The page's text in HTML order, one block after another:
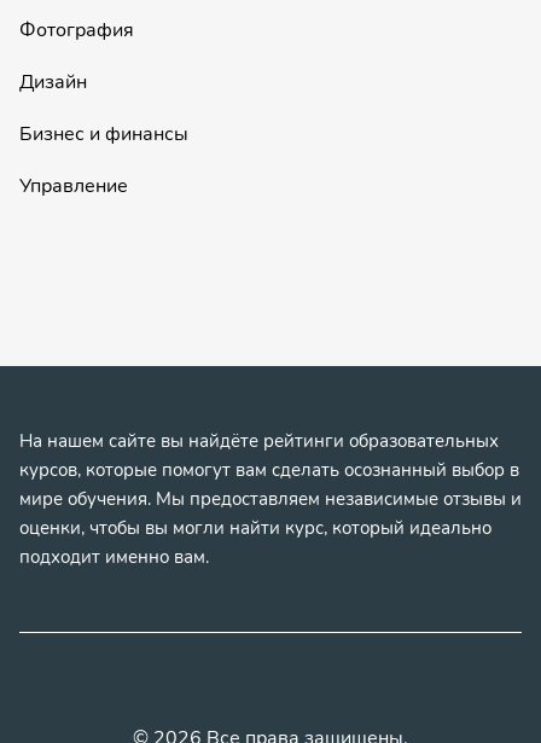
Фотография
Дизайн
Бизнес и финансы
Управление
На нашем сайте вы найдёте рейтинги образовательных
курсов, которые помогут вам сделать осознанный выбор в
мире обучения. Мы предоставляем независимые отзывы и
оценки, чтобы вы могли найти курс, который идеально
подходит именно вам.